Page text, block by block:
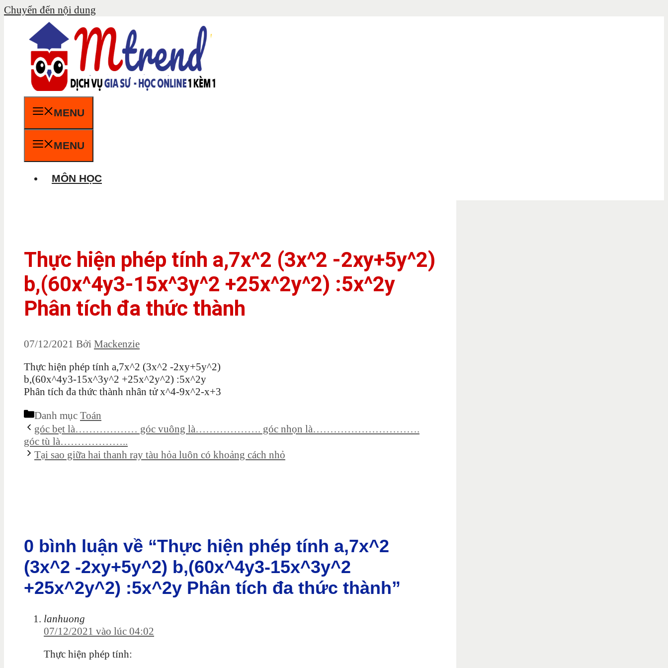
Chuyển đến nội dung
MENU
MENU
MÔN HỌC
Thực hiện phép tính a,7x^2 (3x^2 -2xy+5y^2)
b,(60x^4y3-15x^3y^2 +25x^2y^2) :5x^2y
Phân tích đa thức thành
07/12/2021 Bởi Mackenzie
Thực hiện phép tính a,7x^2 (3x^2 -2xy+5y^2)
b,(60x^4y3-15x^3y^2 +25x^2y^2) :5x^2y
Phân tích đa thức thành nhân tử x^4-9x^2-x+3
Danh mục Toán
góc bẹt là……………… góc vuông là………………. góc nhọn là………………………….
góc tù là………………..
Tại sao giữa hai thanh ray tàu hỏa luôn có khoảng cách nhỏ
0 bình luận về “Thực hiện phép tính a,7x^2
(3x^2 -2xy+5y^2) b,(60x^4y3-15x^3y^2
+25x^2y^2) :5x^2y Phân tích đa thức thành”
lanhuong
07/12/2021 vào lúc 04:02
Thực hiện phép tính: